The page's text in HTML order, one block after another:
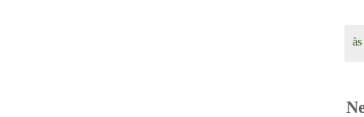
às